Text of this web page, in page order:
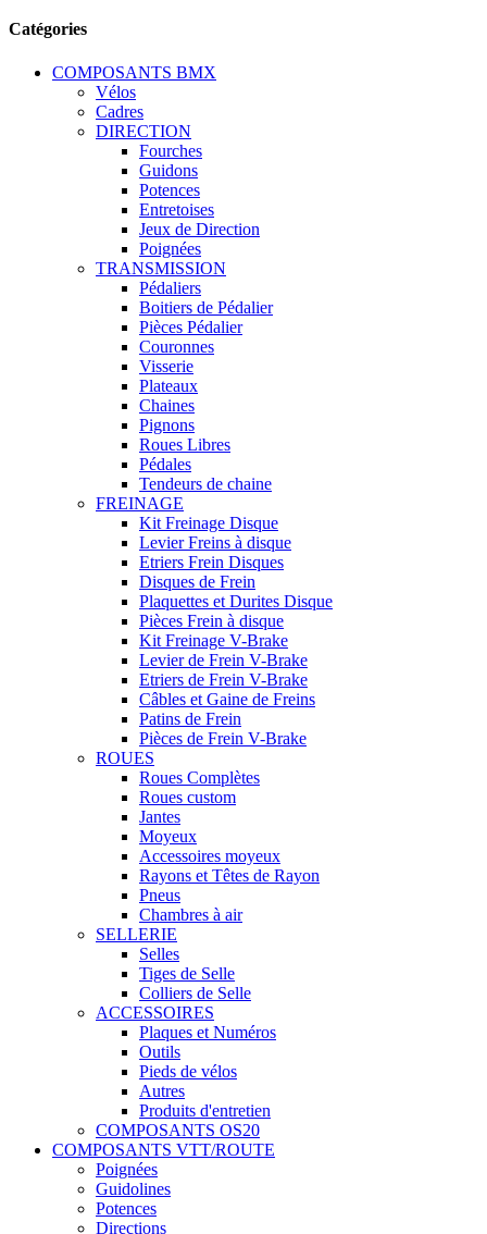
Catégories
COMPOSANTS BMX
Vélos
Cadres
DIRECTION
Fourches
Guidons
Potences
Entretoises
Jeux de Direction
Poignées
TRANSMISSION
Pédaliers
Boitiers de Pédalier
Pièces Pédalier
Couronnes
Visserie
Plateaux
Chaines
Pignons
Roues Libres
Pédales
Tendeurs de chaine
FREINAGE
Kit Freinage Disque
Levier Freins à disque
Etriers Frein Disques
Disques de Frein
Plaquettes et Durites Disque
Pièces Frein à disque
Kit Freinage V-Brake
Levier de Frein V-Brake
Etriers de Frein V-Brake
Câbles et Gaine de Freins
Patins de Frein
Pièces de Frein V-Brake
ROUES
Roues Complètes
Roues custom
Jantes
Moyeux
Accessoires moyeux
Rayons et Têtes de Rayon
Pneus
Chambres à air
SELLERIE
Selles
Tiges de Selle
Colliers de Selle
ACCESSOIRES
Plaques et Numéros
Outils
Pieds de vélos
Autres
Produits d'entretien
COMPOSANTS OS20
COMPOSANTS VTT/ROUTE
Poignées
Guidolines
Potences
Directions